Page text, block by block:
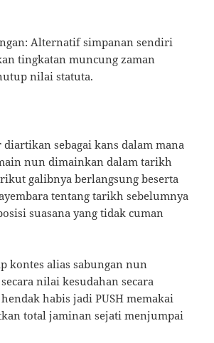
Alternatif simpanan sendiri
tingkatan muncung zaman
nilai statuta.
diartikan sebagai kans dalam mana
nun dimainkan dalam tarikh
galibnya berlangsung beserta
tentang tarikh sebelumnya
suasana yang tidak cuman
kontes alias sabungan nun
nilai kesudahan secara
habis jadi PUSH memakai
total jaminan sejati menjumpai